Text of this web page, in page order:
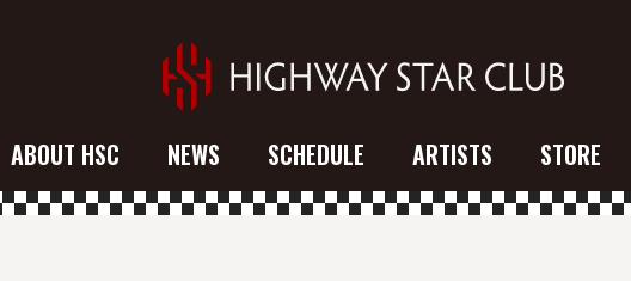
ABOUT HSC NEWS SCHEDULE ARTISTS STORE